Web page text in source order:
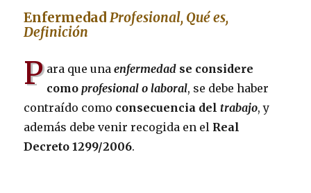
EnfermedadProfesional, Qué es,
Definición
P ara que una enfermedadse considere
como profesional o laboral, se debe haber
contraído como consecuencia deltrabajo, y
además debe venir recogida en el Real
Decreto 1299/2006.